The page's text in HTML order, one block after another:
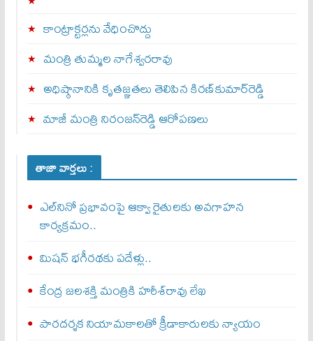
కాంట్రాక్టర్లను వేధించొద్దు
మంత్రి తుమ్మల నాగేశ్వరరావు
అధిష్ఠానానికి కృతజ్ఞతలు తెలిపిన కిరణ్‌కుమార్‌రెడ్డి
మాజీ మంత్రి నిరంజన్‌రెడ్డి ఆరోపణలు
తాజా వార్తలు :
ఎల్‌నినో ప్రభావంపై ఆక్వా రైతులకు అవగాహన
కార్యక్రమం..
మిషన్ భగీరథకు పదేళ్లు..
కేంద్ర జలశక్తి మంత్రికి హరీశ్‌రావు లేఖ
పారదర్శక నియామకాలతో క్రీడాకారులకు న్యాయం